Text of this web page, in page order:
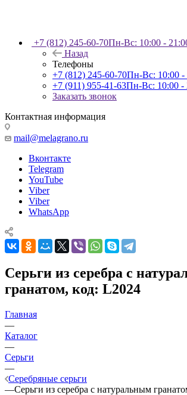
+7 (812) 245-60-70Пн-Вс: 10:00 -
Назад
Телефоны
+7 (812) 245-60-70Пн-Вс: 10:00 -
+7 (911) 955-41-63Пн-Вс: 10:00 -
Заказать звонок
Контактная информация
mail@melagrano.ru
Вконтакте
Telegram
YouTube
Viber
Viber
WhatsApp
Серьги из серебра с
гранатом, код: L2024
Главная
—
Каталог
—
Серьги
—
Серебряные серьги
—Серьги из серебра с натуральным